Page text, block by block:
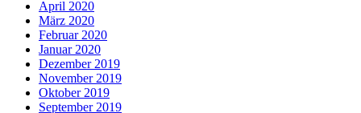
April 2020
März 2020
Februar 2020
Januar 2020
Dezember 2019
November 2019
Oktober 2019
September 2019